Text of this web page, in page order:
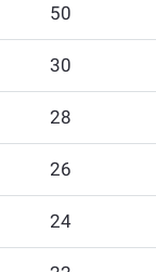
50
30
28
26
24